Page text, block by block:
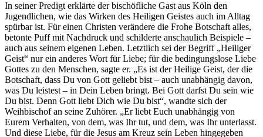
In seiner Predigt erklärte der bischöfliche Gast aus Köln den
Jugendlichen, wie das Wirken des Heiligen Geistes auch im Alltag
spürbar ist. Für einen Christen verändere die Frohe Botschaft alles,
betonte Puff mit Nachdruck und schilderte anschaulich Beispiele –
auch aus seinem eigenen Leben. Letztlich sei der Begriff „Heiliger
Geist“ nur ein anderes Wort für Liebe; für die bedingungslose Liebe
Gottes zu den Menschen, sagte er. „Es ist der Heilige Geist, der die
Botschaft, dass Du von Gott geliebt bist – auch unabhängig davon,
was Du leistest – in Dein Leben bringt. Bei Gott darfst Du sein wie
Du bist. Denn Gott liebt Dich wie Du bist“, wandte sich der
Weihbischof an seine Zuhörer. „Er liebt Euch unabhängig von
Eurem Verhalten, von dem, was Ihr tut, und dem, was Ihr unterlasst.
Und diese Liebe, für die Jesus am Kreuz sein Leben hingegeben